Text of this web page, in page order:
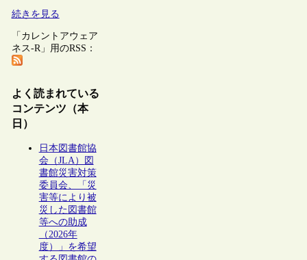
続きを見る
「カレントアウェア
ネス-R」用のRSS：
よく読まれている
コンテンツ（本
日）
日本図書館協
会（JLA）図
書館災害対策
委員会、「災
害等により被
災した図書館
等への助成
（2026年
度）」を希望